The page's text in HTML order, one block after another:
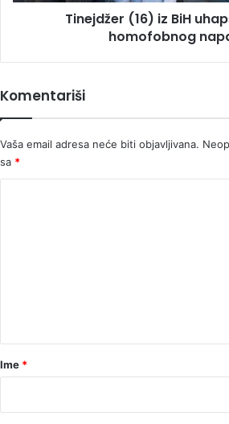
Tinejdžer (16) iz BiH
homofobnog
Komentariši
Vaša email adresa neće biti objavljivana.
sa *
r
Ime *